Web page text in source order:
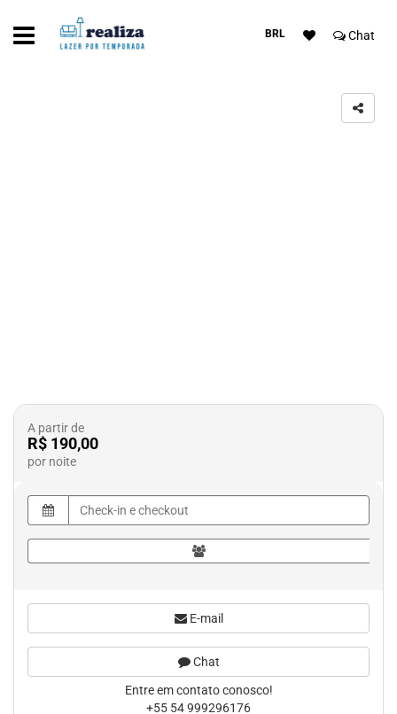
BRL Chat
A partir de
R$ 190,00
por noite
E-mail
Chat
Entre em contato conosco!
+55 54 999296176